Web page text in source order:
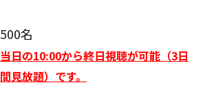
500名
当日の10:00から終日視聴が可能（3日
間見放題）です。